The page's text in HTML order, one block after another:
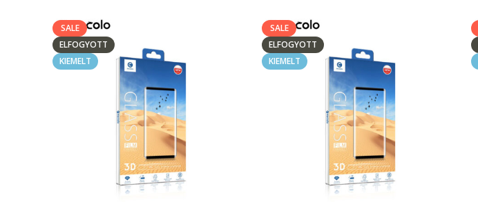
SALE
ELFOGYOTT
KIEMELT
SALE
ELFOGYOTT
KIEMELT